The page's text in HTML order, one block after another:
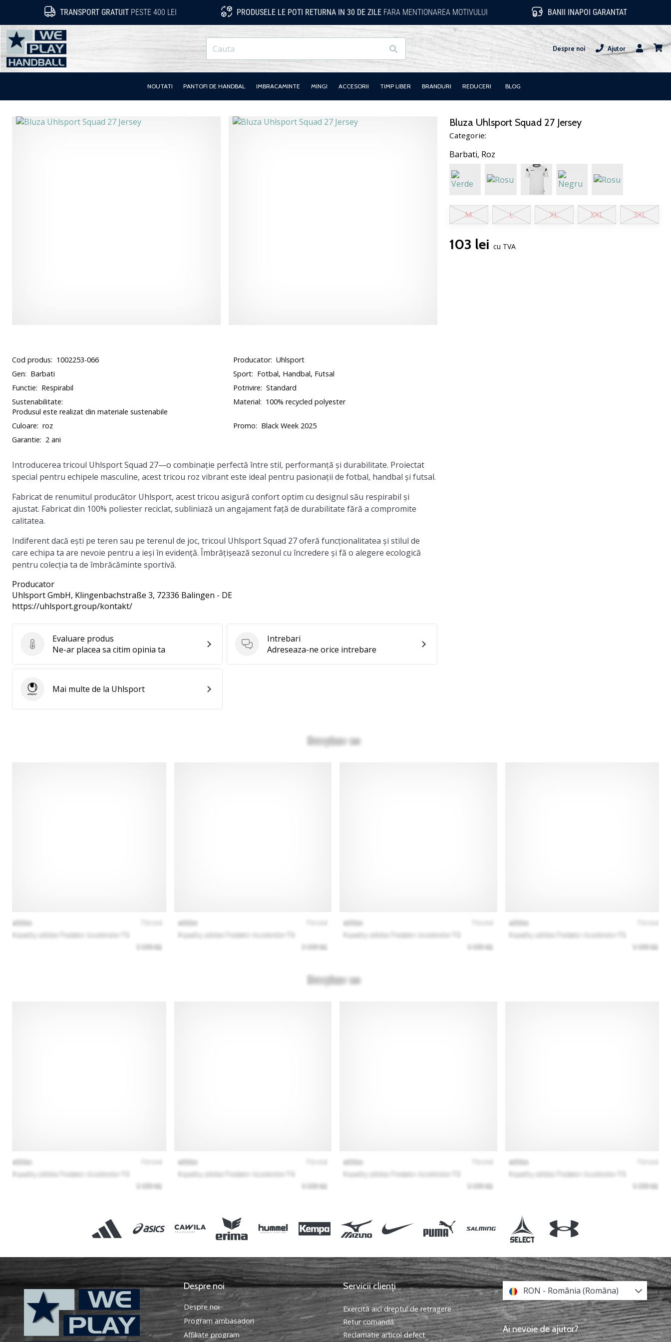
TRANSPORT GRATUITPESTE 400 LEI PRODUSELE LE POTI RETURNA IN 30 DE ZILEFARA MENTIONAREA MOTIVULUI BANII INAPOI GARANTAT
WePlayHandball.ro
Cauta Despre noi
Ajutor
Utilizator
NOUTATI PANTOFI DE HANDBAL IMBRACAMINTE MINGI ACCESORII TIMP LIBER BRANDURI REDUCERI BLOG
Bluza Uhlsport Squad 27 Jersey
Categorie:
Barbati, Roz
M L XL XXL 3XL
103 lei cu TVA
Cod produs: 1002253-066 Producator: Uhlsport
Gen: Barbati Sport: Fotbal, Handbal, Futsal
Functie: Respirabil Potrivire: Standard
Sustenabilitate:
Produsul este realizat din materiale sustenabile
Material: 100% recycled polyester
Culoare: roz Promo: Black Week 2025
Garantie: 2 ani
Introducerea tricoul Uhlsport Squad 27—o combinație perfectă între stil, performanță și durabilitate. Proiectat
special pentru echipele masculine, acest tricou roz vibrant este ideal pentru pasionații de fotbal, handbal și futsal.
Fabricat de renumitul producător Uhlsport, acest tricou asigură confort optim cu designul său respirabil și
ajustat. Fabricat din 100% poliester reciclat, subliniază un angajament față de durabilitate fără a compromite
calitatea.
Indiferent dacă ești pe teren sau pe terenul de joc, tricoul Uhlsport Squad 27 oferă funcționalitatea și stilul de
care echipa ta are nevoie pentru a ieși în evidență. Îmbrățișează sezonul cu încredere și fă o alegere ecologică
pentru colecția ta de îmbrăcăminte sportivă.
Producator
Uhlsport GmbH, Klingenbachstraße 3, 72336 Balingen - DE
https://uhlsport.group/kontakt/
Evaluare produs
Evaluare produs
Ne-ar placea sa citim opinia ta
Intrebari
Intrebari
Adreseaza-ne orice intrebare
UhlsportMai multe de la Uhlsport
Despre noi
Despre noi
Program ambasadori
Affiliate program
Servicii clienți
Exercită aici dreptul de retragere
Retur comandă
Reclamatie articol defect
RON - România (Româna)
Ai nevoie de ajutor?